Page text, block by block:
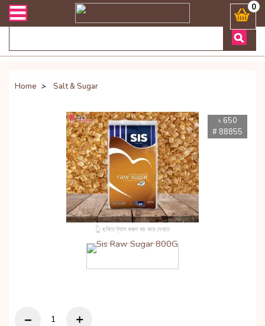
সংক্রান্ত যেকোনো জিজ্ঞাসায় কল করুনঃ ( Whatsapp ) 0
Home > Salt & Sugar
৳ 650
# 88855
👆 ছবিতে ট্যাপ করুন বড় করে দেখতে